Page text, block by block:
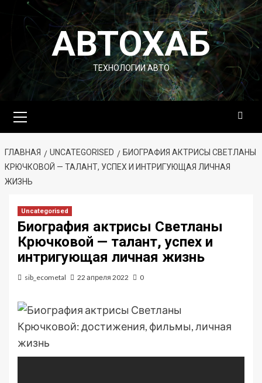
Перейти
содержимомуАВТОХАБ
ТЕХНОЛОГИИ АВТО
меню
ГЛАВНАЯ UNCATEGORISED
БИОГРАФИЯ АКТРИСЫ СВЕТЛАНЫ
КРЮЧКОВОЙ — ТАЛАНТ, УСПЕХ И ИНТРИГУЮЩАЯ ЛИЧНАЯ
ЖИЗНЬ
Uncategorised
Биография актрисы Светланы
Крючковой — талант, успех и
интригующая личная жизнь
sib_ecometal 22 апреля 2022 0